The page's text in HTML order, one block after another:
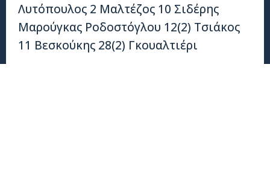
Λυτόπουλος 2 Μαλτέζος 10 Σιδέρης
Μαρούγκας Ροδοστόγλου 12(2) Τσιάκος
11 Βεσκούκης 28(2) Γκουαλτιέρι